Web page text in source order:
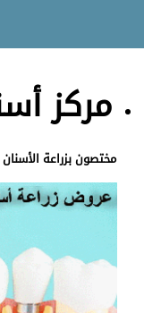
مركز
مختصون بزراعة الأسنان